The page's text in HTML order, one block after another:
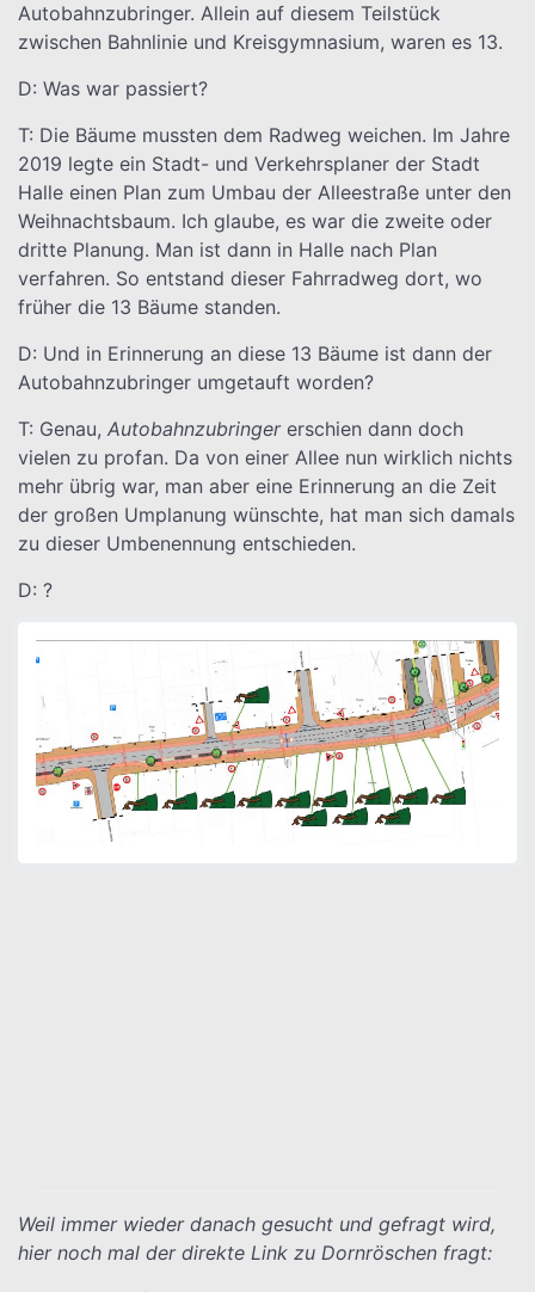
Autobahnzubringer. Allein auf diesem Teilstück
zwischen Bahnlinie und Kreisgymnasium, waren es 13.
D: Was war passiert?
T: Die Bäume mussten dem Radweg weichen. Im Jahre
2019 legte ein Stadt- und Verkehrsplaner der Stadt
Halle einen Plan zum Umbau der Alleestraße unter den
Weihnachtsbaum. Ich glaube, es war die zweite oder
dritte Planung. Man ist dann in Halle nach Plan
verfahren. So entstand dieser Fahrradweg dort, wo
früher die 13 Bäume standen.
D: Und in Erinnerung an diese 13 Bäume ist dann der
Autobahnzubringer umgetauft worden?
T: Genau, Autobahnzubringererschien dann doch
vielen zu profan. Da von einer Allee nun wirklich nichts
mehr übrig war, man aber eine Erinnerung an die Zeit
der großen Umplanung wünschte, hat man sich damals
zu dieser Umbenennung entschieden.
D: ?
Weil immer wieder danach gesucht und gefragt wird,
hier noch mal der direkte Link zu Dornröschen fragt: